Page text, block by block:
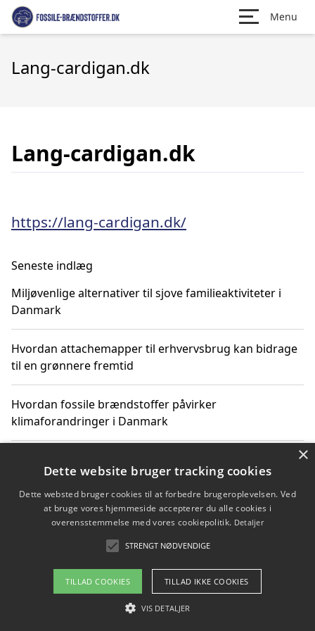
Menu
Lang-cardigan.dk
Lang-cardigan.dk
https://lang-cardigan.dk/
Seneste indlæg
Miljøvenlige alternativer til sjove familieaktiviteter i
Danmark
Hvordan attachemapper til erhvervsbrug kan bidrage
til en grønnere fremtid
Hvordan fossile brændstoffer påvirker
klimaforandringer i Danmark
klimaændringer
Hvordan citater om fossile brændstoffer kan ændre
Copyright 2026 - Pilanto Aps
Om / kontakt
×
Dette website bruger tracking cookies
Dette websted bruger cookies til at forbedre brugeroplevelsen. Ved
at bruge vores hjemmeside accepterer du alle cookies i
overensstemmelse med vores cookiepolitik. Detaljer
STRENGT NØDVENDIGE
TILLAD COOKIES TILLAD IKKE COOKIES
VIS DETALJER